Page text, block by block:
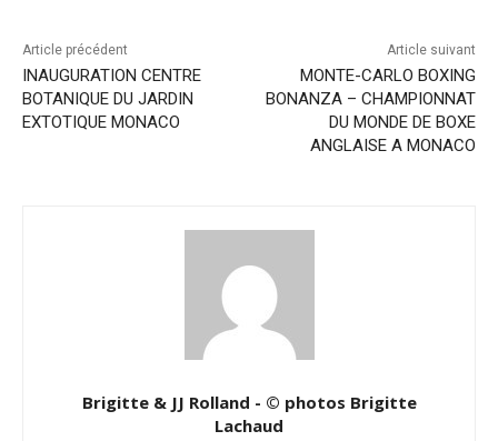
Article précédent
INAUGURATION CENTRE
BOTANIQUE DU JARDIN
EXTOTIQUE MONACO
Article suivant
MONTE-CARLO BOXING
BONANZA – CHAMPIONNAT
DU MONDE DE BOXE
ANGLAISE A MONACO
Brigitte & JJ Rolland - © photos Brigitte
Lachaud